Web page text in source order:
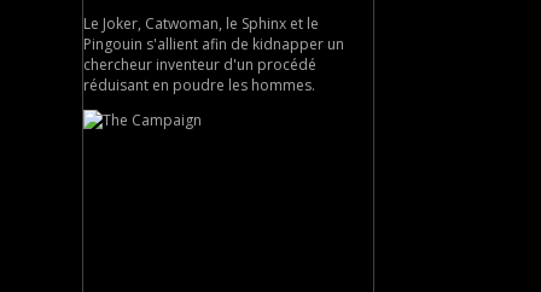
Le Joker, Catwoman, le Sphinx et le
Pingouin s'allient afin de kidnapper un
chercheur inventeur d'un procédé
réduisant en poudre les hommes.